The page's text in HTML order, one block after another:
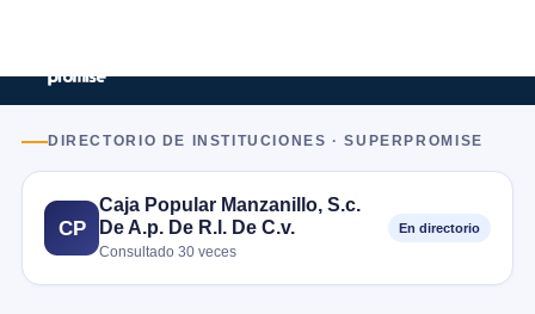
DIRECTORIO DE INSTITUCIONES · SUPERPROMISE
CP
Caja Popular Manzanillo, S.c.
De A.p. De R.l. De C.v.
Consultado 30 veces
En directorio